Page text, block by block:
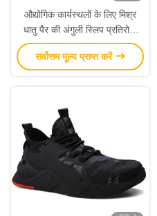
औद्योगिक कार्यस्थलों के लिए मिश्र
धातु पैर की अंगुली स्लिप प्रतिरोधी
हल्के ईएसडी सुरक्षा जूते
सर्वोत्तम मूल्य प्राप्त करें